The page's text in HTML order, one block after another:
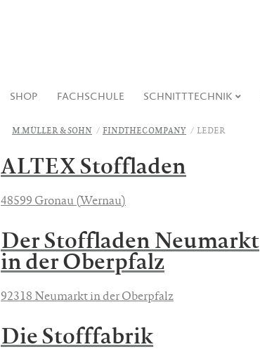
SHOP FACHSCHULE SCHNITTTECHNIK
M.MÜLLER & SOHN FINDTHECOMPANY LEDER
ALTEX Stoffladen
48599 Gronau (Wernau)
Der Stoffladen Neumarkt
in der Oberpfalz
92318 Neumarkt in der Oberpfalz
Die Stofffabrik